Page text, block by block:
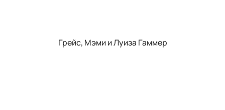
Грейс, Мэми и Луиза Гаммер